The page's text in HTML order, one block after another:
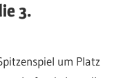
3.
um Platz